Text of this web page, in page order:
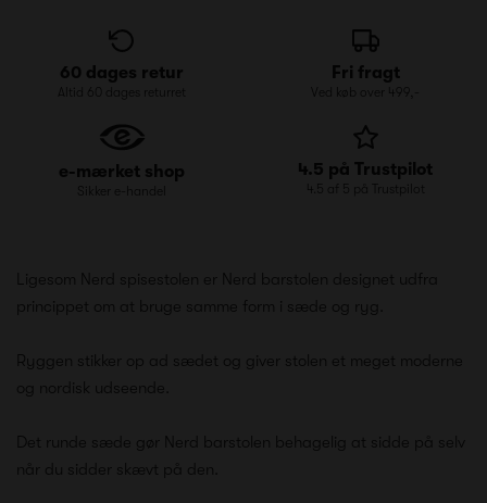
60 dages retur
Altid 60 dages returret
Fri fragt
Ved køb over 499,-
e-mærket shop
Sikker e-handel
4.5 på Trustpilot
4.5 af 5 på Trustpilot
Ligesom Nerd spisestolen er Nerd barstolen designet udfra
princippet om at bruge samme form i sæde og ryg.
Ryggen stikker op ad sædet og giver stolen et meget moderne
og nordisk udseende.
Det runde sæde gør Nerd barstolen behagelig at sidde på selv
når du sidder skævt på den.